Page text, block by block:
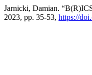
Jarnicki, Damian.
2023, pp. 35-53, https://